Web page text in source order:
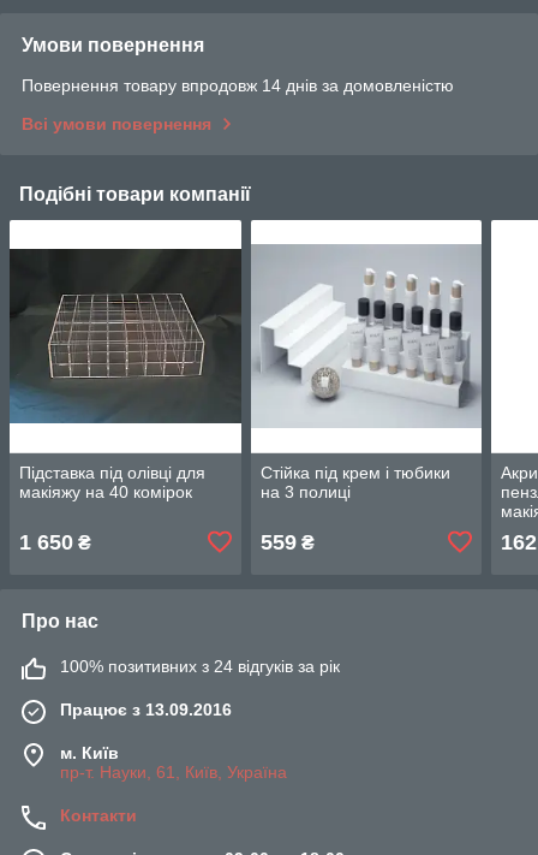
Умови повернення
Повернення товару впродовж 14 днів за домовленістю
Всі умови повернення
Подібні товари компанії
Підставка під олівці для
макіяжу на 40 комірок
1 650 ₴
Стійка під крем і тюбики
на 3 полиці
559₴ 162
Про нас
100% позитивних з 24 відгуків за рік
Працює з 13.09.2016
м. Київ
пр-т. Науки, 61, Київ, Україна
Контакти